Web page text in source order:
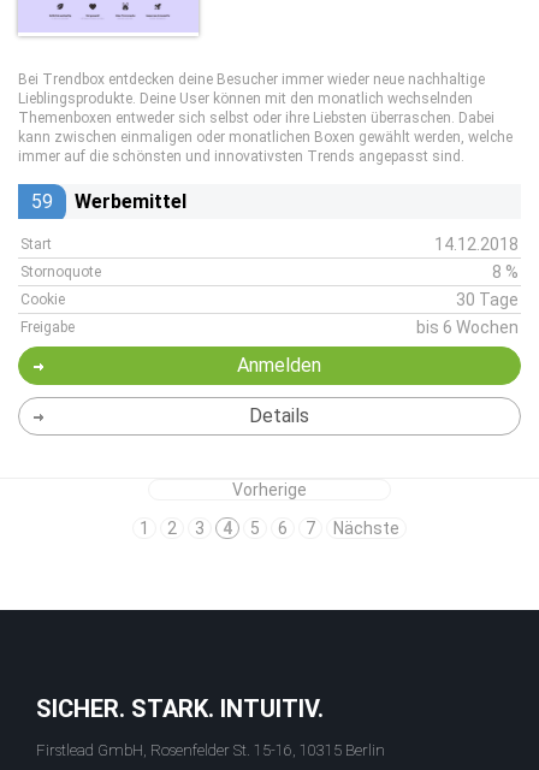
Bei Trendbox entdecken deine Besucher immer wieder neue nachhaltige
Lieblingsprodukte. Deine User können mit den monatlich wechselnden
Themenboxen entweder sich selbst oder ihre Liebsten überraschen. Dabei
kann zwischen einmaligen oder monatlichen Boxen gewählt werden, welche
immer auf die schönsten und innovativsten Trends angepasst sind.
59 Werbemittel
Start 14.12.2018
Stornoquote 8 %
Cookie 30 Tage
Freigabe bis 6 Wochen
Anmelden
Details
Vorherige
1
2 3 4 5 6 7 Nächste
SICHER. STARK. INTUITIV.
Firstlead GmbH, Rosenfelder St. 15-16, 10315 Berlin